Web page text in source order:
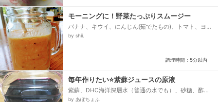
モーニングに！野菜たっぷりスムージー
バナナ、キウイ、にんじん(茹でたもの)、トマト、ヨー
グルト、水
by shii.
調理時間：5分以内
毎年作りたい⭐️紫蘇ジュースの原液
紫蘇、DHC海洋深層水（普通の水でも）、砂糖、酢
（又はレモン汁）
by あぽちょふ